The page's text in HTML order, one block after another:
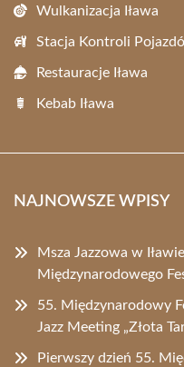
Wulkanizacja Iława
Stacja Kontroli
Restauracje Iława
Kebab Iława
NAJNOWSZE WPISY
Msza Jazzowa w
Międzynarodowego
55. Międzynarodowy
Jazz Meeting „Złota
Pierwszy dzień 55.